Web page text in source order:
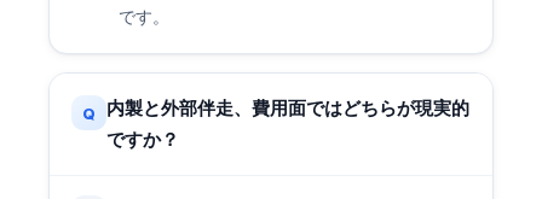
です。
Q
内製と外部伴走、費用面ではどちらが現実的
ですか？